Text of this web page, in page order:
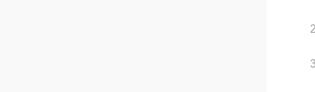
2.
3.